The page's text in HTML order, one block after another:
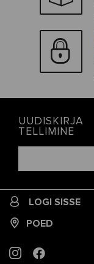
UUDISKIRJA
TELLIMINE
LOGI SISSE
POED
INSTAGRAM
FACEBOOK